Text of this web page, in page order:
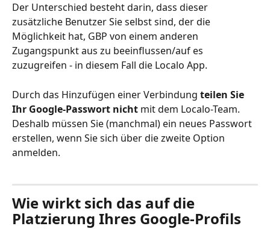
Der Unterschied besteht darin, dass dieser
zusätzliche Benutzer Sie selbst sind, der die
Möglichkeit hat, GBP von einem anderen
Zugangspunkt aus zu beeinflussen/auf es
zuzugreifen - in diesem Fall die Localo App.
Durch das Hinzufügen einer Verbindung teilen Sie
Ihr Google-Passwort nicht mit dem Localo-Team.
Deshalb müssen Sie (manchmal) ein neues Passwort
erstellen, wenn Sie sich über die zweite Option
anmelden.
Wie wirkt sich das auf die
Platzierung Ihres Google-Profils